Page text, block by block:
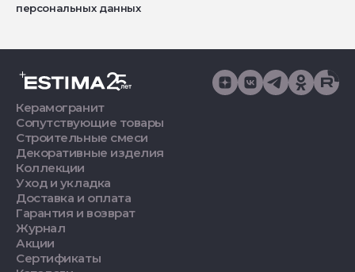
персональных данных
Керамогранит
Сопутствующие товары
Строительные смеси
Декоративные изделия
Коллекции
Уход и укладка
Доставка и оплата
Гарантия и возврат
Журнал
Акции
Сертификаты